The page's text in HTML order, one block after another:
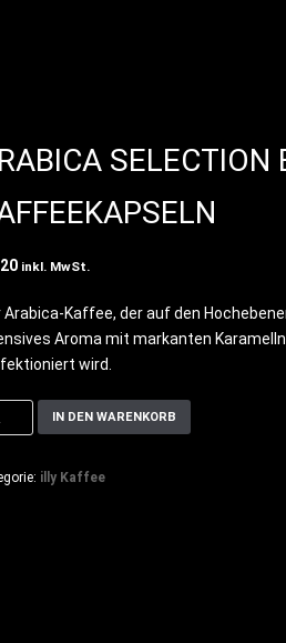
SELECTION
inkl. MwSt.
Arabica-Kaffee, der auf den
Aroma mit markanten
wird.
IN DEN WARENKORB
illy Kaffee